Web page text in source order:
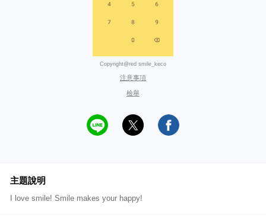
Copyright@red smile_keco
注意事項
檢舉
主題說明
I love smile! Smile makes your happy!